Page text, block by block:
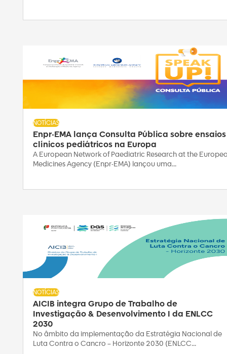
Enpr-EMA lança Consulta Pública sobre ensaios
clínicos pediátricos na Europa
NOTÍCIAS
A European Network of Paediatric Research at the
Medicines Agency (Enpr-EMA) lançou uma...
AICIB integra Grupo de Trabalho de
Investigação & Desenvolvimento I da ENLCC
2030
NOTÍCIAS
No âmbito da implementação da Estratégia Nacional de
Luta Contra o Cancro – Horizonte 2030 (ENLCC...